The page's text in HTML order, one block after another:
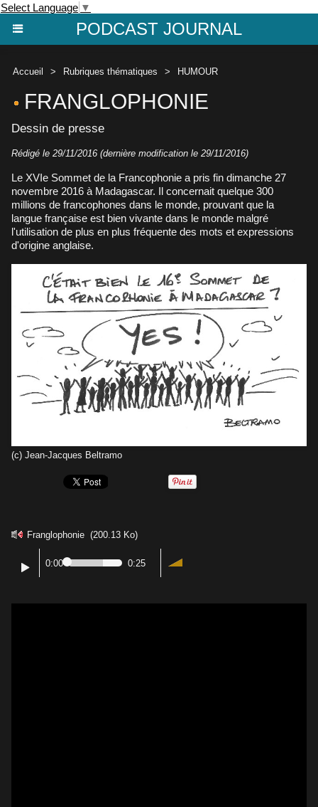
Select Language ▼
PODCAST JOURNAL
Accueil > Rubriques thématiques > HUMOUR
FRANGLOPHONIE
Dessin de presse
Rédigé le 29/11/2016 (dernière modification le 29/11/2016)
Le XVIe Sommet de la Francophonie a pris fin dimanche 27
novembre 2016 à Madagascar. Il concernait quelque 300
millions de francophones dans le monde, prouvant que la
langue française est bien vivante dans le monde malgré
l'utilisation de plus en plus fréquente des mots et expressions
d'origine anglaise.
(c) Jean-Jacques Beltramo
Franglophonie (200.13 Ko)
0:00 0:25